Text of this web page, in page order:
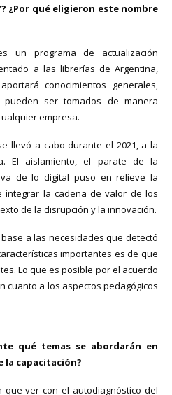
¿Por qué eligieron este nombre
un programa de actualización
a las librerías de Argentina,
conocimientos generales,
ser tomados de manera
empresa.
llevó a cabo durante el 2021, a la
El aislamiento, el parate de la
de lo digital puso en relieve la
integrar la cadena de valor de los
de la disrupción y la innovación.
a las necesidades que detectó
importantes es de que
Lo que es posible por el acuerdo
cuanto a los aspectos pedagógicos
qué temas se abordarán en
la capacitación?
ver con el autodiagnóstico del